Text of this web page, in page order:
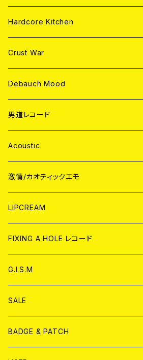
Hardcore Kitchen
Crust War
Debauch Mood
男道レコード
Acoustic
JAPAN
CD
ANALOG
WORLD
CD
ANALOG
激情/カオティックエモ
JAPAN
CD
ANALOG
WORLD
CD
ANALOG
LIPCREAM
CD
アナログ
DVD
T-shirt & WEAR
FIXING A HOLE レコード
G.I.S.M
CD
ANALOG
SALE
BADGE & PATCH